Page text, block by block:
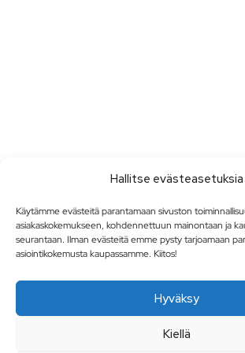
Hallitse evästeasetuksia
Käytämme evästeitä parantamaan sivuston
asiakaskokemukseen, kohdennettuun mainontaan ja
seurantaan. Ilman evästeitä emme pysty tarjoamaan
asiointikokemusta kaupassamme. Kiitos!
Hyväksy
Kiellä